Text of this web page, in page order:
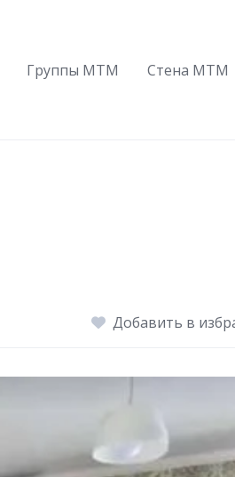
Группы МТМ Стена МТМ
Добавить в